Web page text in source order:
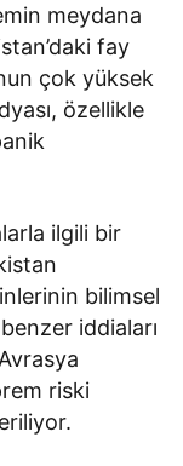
meydana
fay
çok yüksek
özellikle
ilgili bir
bilimsel
benzer iddiaları
riski